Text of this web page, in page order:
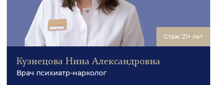
Стаж: 21+ лет
Кузнецова Нина Александровна
Врач психиатр-нарколог